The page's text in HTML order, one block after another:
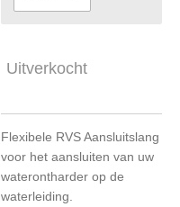
Uitverkocht
Flexibele RVS Aansluitslang
voor het aansluiten van uw
waterontharder op de
waterleiding.